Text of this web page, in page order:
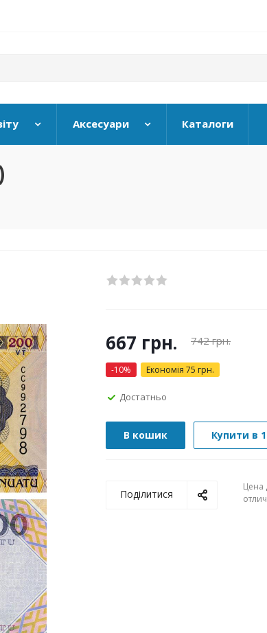
Аксесуари Каталоги
667 грн. 742грн.
-10% Економія 75 грн.
Достатньо
В кошик Купити в 1
Поділитися
Цена